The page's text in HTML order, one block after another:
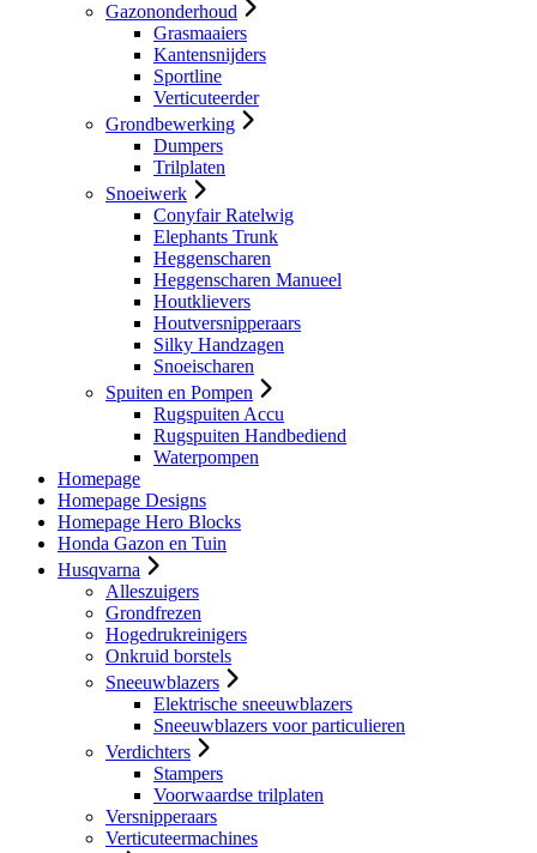
Gazononderhoud
Grasmaaiers
Kantensnijders
Sportline
Verticuteerder
Grondbewerking
Dumpers
Trilplaten
Snoeiwerk
Conyfair Ratelwig
Elephants Trunk
Heggenscharen
Heggenscharen Manueel
Houtklievers
Houtversnipperaars
Silky Handzagen
Snoeischaren
Spuiten en Pompen
Rugspuiten Accu
Rugspuiten Handbediend
Waterpompen
Homepage
Homepage Designs
Homepage Hero Blocks
Honda Gazon en Tuin
Husqvarna
Alleszuigers
Grondfrezen
Hogedrukreinigers
Onkruid borstels
Sneeuwblazers
Elektrische sneeuwblazers
Sneeuwblazers voor particulieren
Verdichters
Stampers
Voorwaardse trilplaten
Versnipperaars
Verticuteermachines